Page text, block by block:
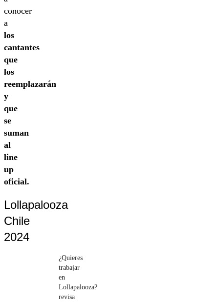
conocer
a
los
cantantes
que
los
reemplazarán
y
que
se
suman
al
line
up
oficial.
Lollapalooza
Chile
2024
¿Quieres
trabajar
en
Lollapalooza?
revisa